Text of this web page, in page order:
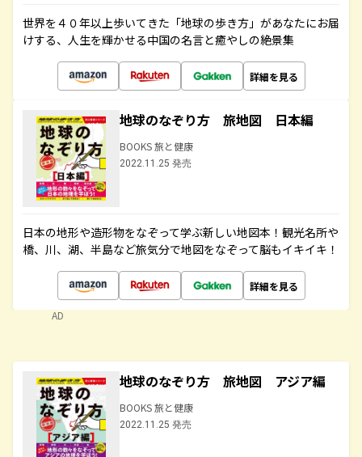
世界を４０年以上歩いてきた「地球の歩き方」があなたにお届
けする、人生を輝かせる中国の名言と癒やしの絶景集
詳細を見る
地球のなぞり方 旅地図 日本編
BOOKS 旅と健康
2022.11.25 発売
日本の地形や造形物をなぞって学ぶ新しい地図本！観光名所や
橋、川、湖、半島など旅気分で地図をなぞって脳もイキイキ！
詳細を見る
AD
地球のなぞり方 旅地図 アジア編
BOOKS 旅と健康
2022.11.25 発売